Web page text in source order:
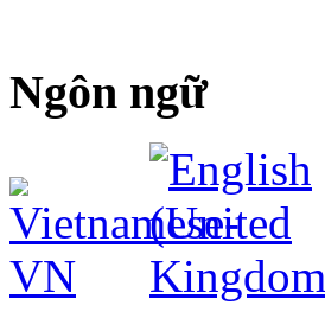
Ngôn ngữ